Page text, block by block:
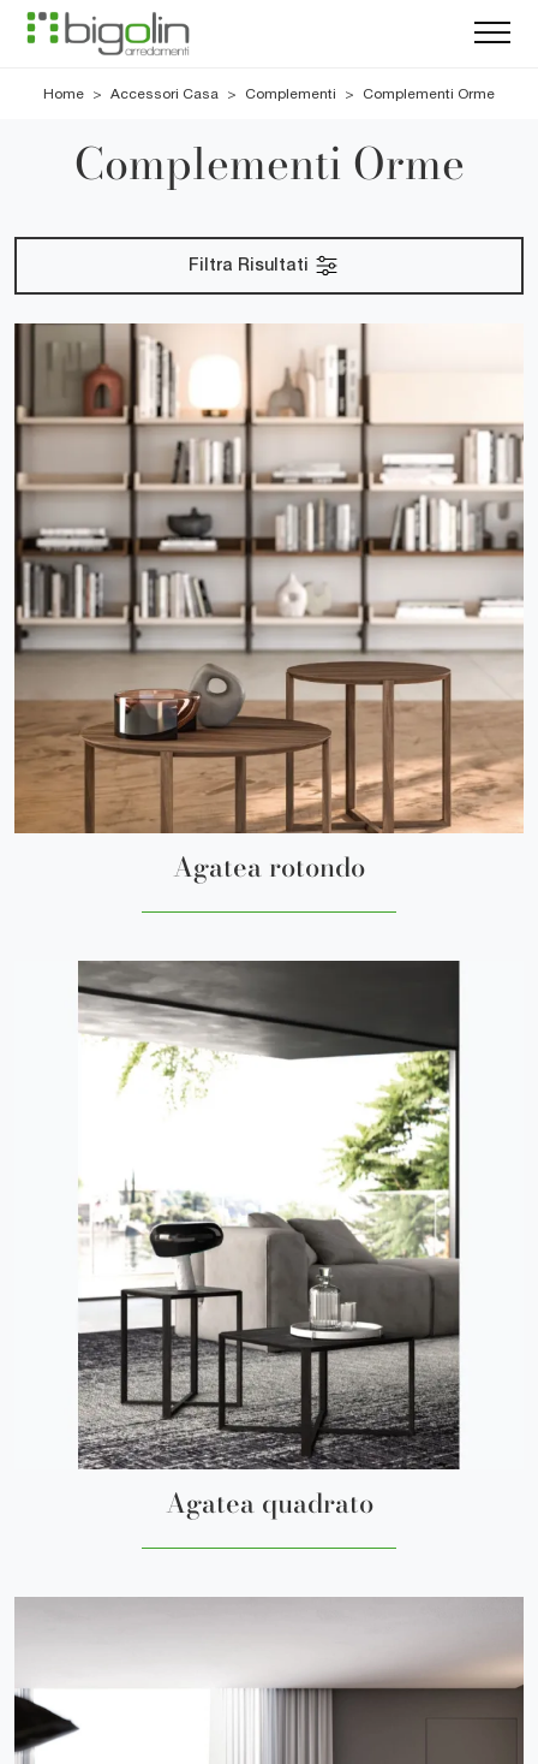
Home > Accessori Casa > Complementi > Complementi Orme
Complementi Orme
Filtra Risultati
Agatea rotondo
Agatea quadrato